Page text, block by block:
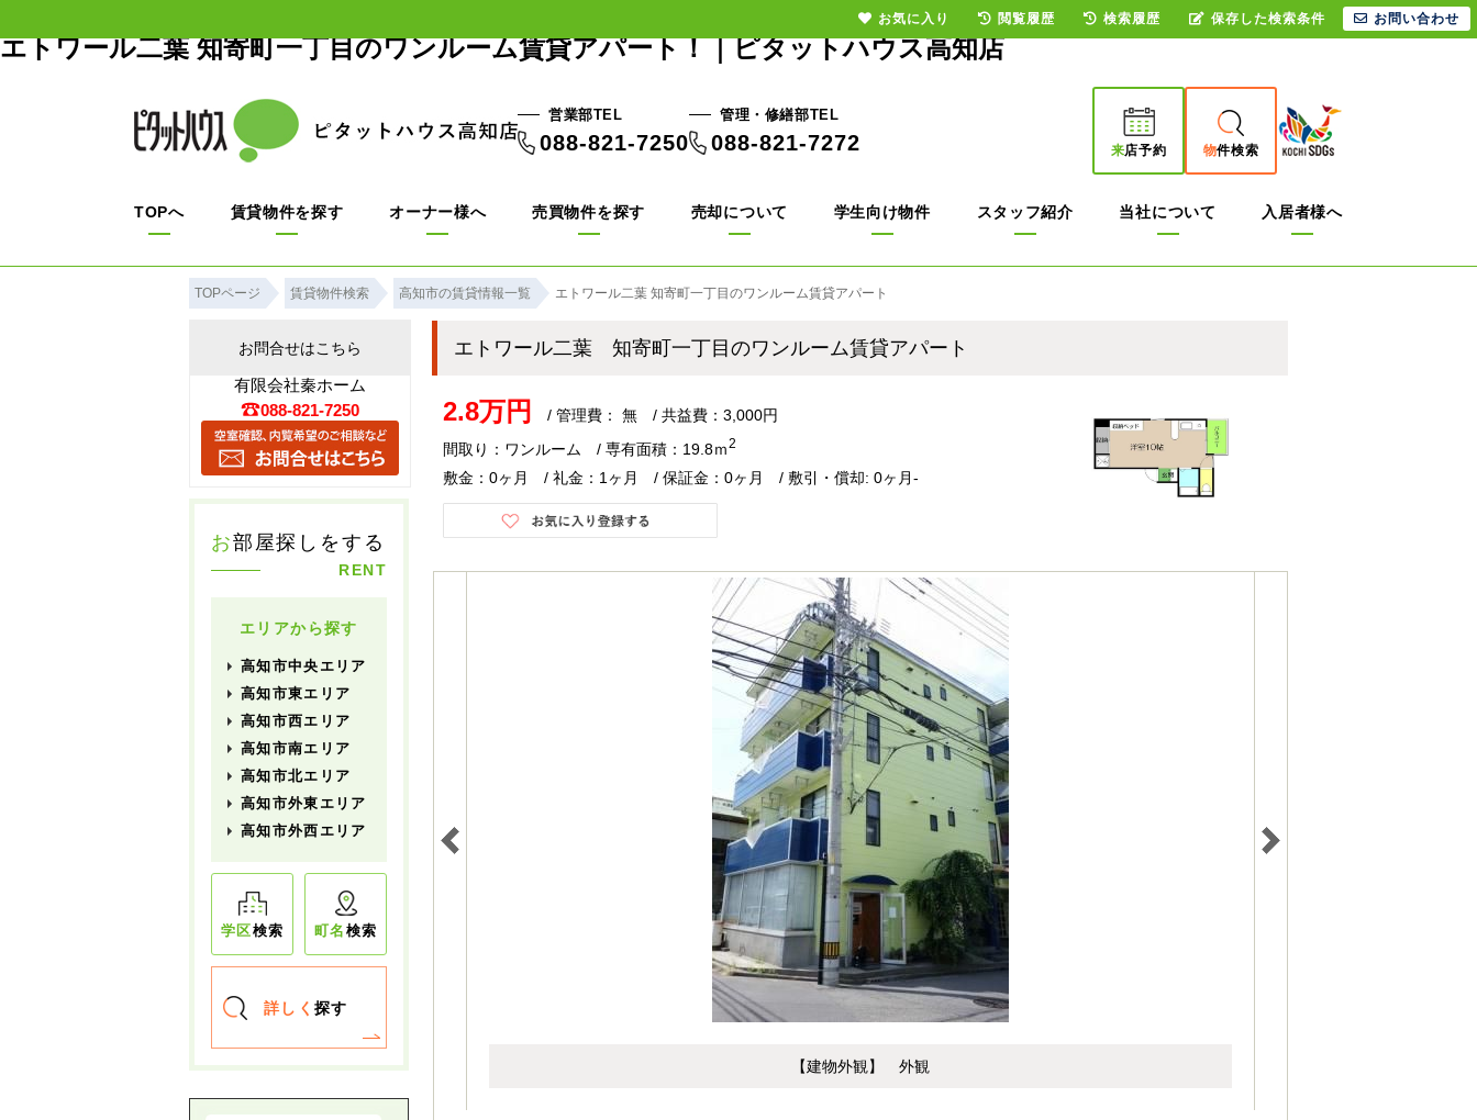
エトワール二葉 知寄町一丁目のワンルーム賃貸アパート！｜ピタットハウス高知店
営業部TEL
088-821-7250
管理・修繕部TEL
088-821-7272 来店予約 物件検索
TOPへ 賃貸物件を探す オーナー様へ 売買物件を探す 売却について 学生向け物件 スタッフ紹介 当社について 入居者様へ
TOPページ 賃貸物件検索 高知市の賃貸情報一覧 エトワール二葉 知寄町一丁目のワンルーム賃貸アパート
エトワール二葉 知寄町一丁目のワンルーム賃貸アパート
2.8万円
/ 管理費： 無 / 共益費：3,000円
間取り：ワンルーム / 専有面積：19.8ｍ2
敷金：0ヶ月 / 礼金：1ヶ月 / 保証金：0ヶ月 / 敷引・償却: 0ヶ月-
【建物外観】 外観
お問合せはこちら
有限会社秦ホーム
088-821-7250
お部屋探しをする
RENT
エリアから探す
高知市中央エリア
高知市東エリア
高知市西エリア
高知市南エリア
高知市北エリア
高知市外東エリア
高知市外西エリア
学区検索 町名 検索
詳しく 探す
お気に入り 閲覧履歴 検索履歴 保存した検索条件 お問い合わせ